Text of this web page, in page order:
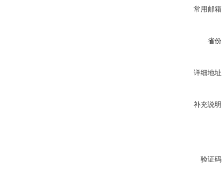
常用邮箱
省份
详细地址
补充说明
验证码